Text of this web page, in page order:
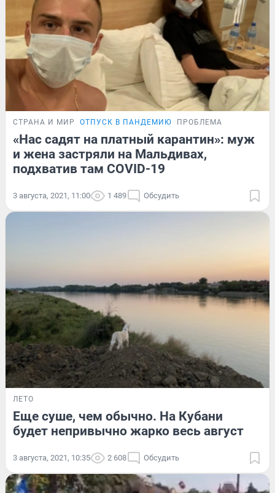
СТРАНА И МИР ОТПУСК В ПАНДЕМИЮ ПРОБЛЕМА
«Нас садят на платный карантин»: муж
и жена застряли на Мальдивах,
подхватив там COVID-19
3 августа, 2021, 11:00 1 489 Обсудить
ЛЕТО
Еще суше, чем обычно. На Кубани
будет непривычно жарко весь август
3 августа, 2021, 10:35 2 608 Обсудить